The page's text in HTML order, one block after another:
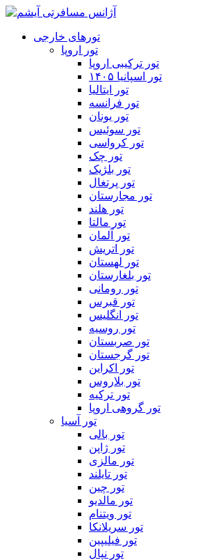
تورهای خارجی
تور اروپا
تور ترکیبی اروپا
تور اسپانیا ۱۴۰۵
تور ایتالیا
تور فرانسه
تور یونان
تور سوئیس
تور کرواسی
تور چک
تور بلژیک
تور پرتغال
تور مجارستان
تور هلند
تور مالتا
تور آلمان
تور اتریش
تور لهستان
تور بلغارستان
تور رومانی
تور قبرس
تور انگلیس
تور روسیه
تور صربستان
تور گرجستان
تور اکراین
تور بلاروس
تور ترکیه
تور گروهی اروپا
تور آسیا
تور بالی
تور ژاپن
تور مالزی
تور تایلند
تور چین
تور مالدیو
تور ویتنام
تور سریلانکا
تور فیلیپین
تور نپال